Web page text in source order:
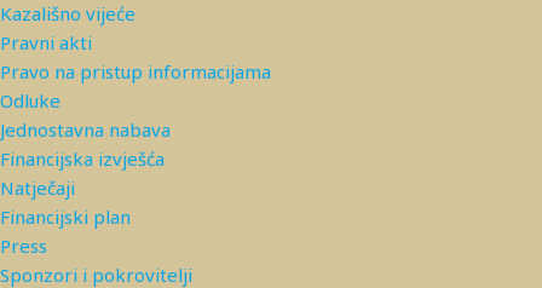
Kazališno vijeće
Pravni akti
Pravo na pristup informacijama
Odluke
Jednostavna nabava
Financijska izvješća
Natječaji
Financijski plan
Press
Sponzori i pokrovitelji